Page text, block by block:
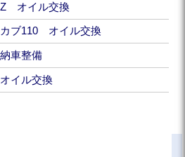
オイル交換
ブ110 オイル交換
車整備
イル交換